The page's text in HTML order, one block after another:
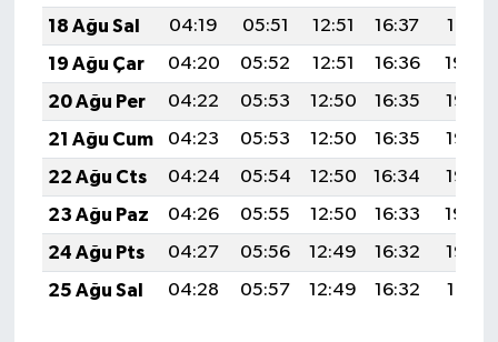
18 Ağu Sal
04:19 05:51 12:51 16:37
19:41
19 Ağu Çar
04:20 05:52 12:51 16:36
19:39
20 Ağu Per
04:22 05:53 12:50 16:35
19:38
21 Ağu Cum
04:23 05:53 12:50 16:35
19:37
22 Ağu Cts
04:24 05:54 12:50 16:34
19:35
23 Ağu Paz
04:26 05:55 12:50 16:33
19:34
24 Ağu Pts
04:27 05:56 12:49 16:32
19:32
25 Ağu Sal
04:28 05:57 12:49 16:32 19:31